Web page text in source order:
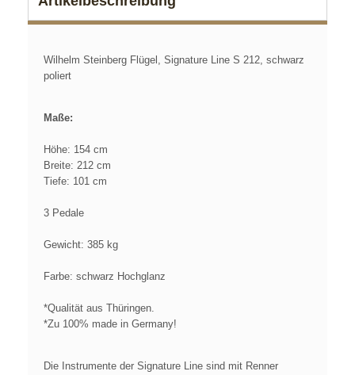
Wilhelm Steinberg Flügel, Signature Line S 212, schwarz
poliert
Maße:
Höhe: 154 cm
Breite: 212 cm
Tiefe: 101 cm
3 Pedale
Gewicht: 385 kg
Farbe: schwarz Hochglanz
*Qualität aus Thüringen.
*Zu 100% made in Germany!
Die Instrumente der Signature Line sind mit Renner